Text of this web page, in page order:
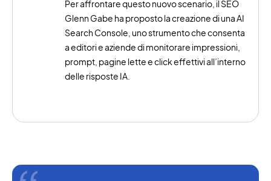
Per affrontare questo nuovo scenario, il SEO
Glenn Gabe ha proposto la creazione di una AI
Search Console, uno strumento che consenta
a editori e aziende di monitorare impressioni,
prompt, pagine lette e click effettivi all’interno
delle risposte IA.